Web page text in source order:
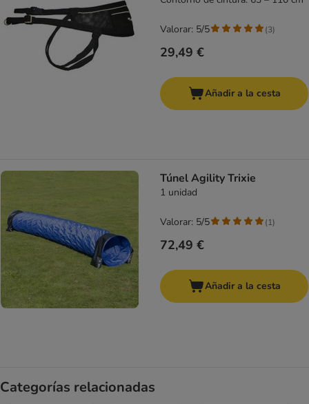
29,49 €
Valorar: 5/5 (3)
Añadir a la cesta
Túnel Agility Trixie
1 unidad
72,49 €
Valorar: 5/5 (1)
Añadir a la cesta
Categorías relacionadas